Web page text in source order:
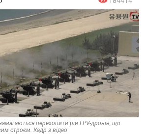
перехопити рій FPV-дронів, що
строєм. Кадр з відео